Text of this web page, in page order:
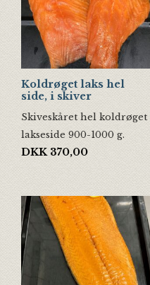
Koldrøget laks hel
side, i skiver
Skiveskåret hel koldrøget
lakseside 900-1000 g.
DKK 370,00